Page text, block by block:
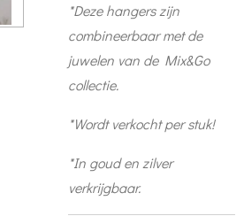
*Deze hangers zijn
combineerbaar met de
juwelen van de Mix&Go
collectie.
*Wordt verkocht per stuk!
*In goud en zilver
verkrijgbaar.